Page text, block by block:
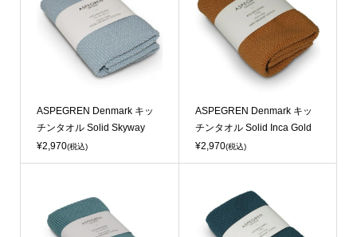
ASPEGREN Denmark キッ
チンタオル Solid Skyway
¥2,970(税込)
Sold Out
ASPEGREN Denmark キッ
チンタオル Solid Inca Gold
¥2,970(税込)